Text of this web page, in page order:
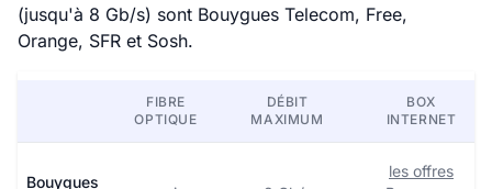
(jusqu'à 8 Gb/s) sont Bouygues Telecom, Free,
Orange, SFR et Sosh.
FIBRE
OPTIQUE
DÉBIT
MAXIMUM
BOX
INTERNET
Bouygues
les offres